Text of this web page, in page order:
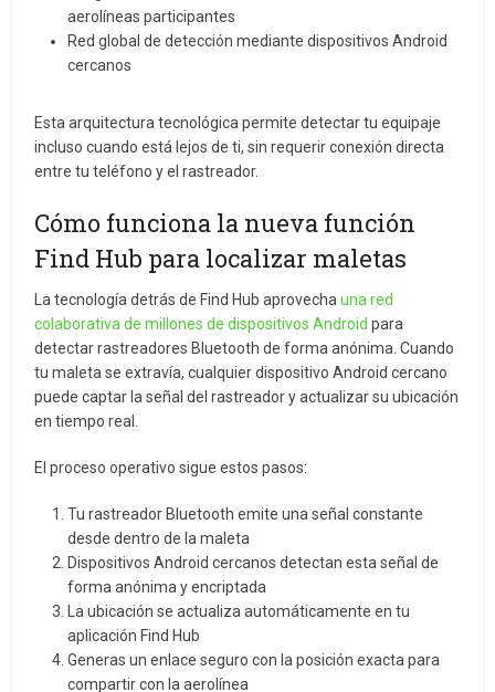
aerolíneas participantes
Red global de detección mediante dispositivos Android
cercanos
Esta arquitectura tecnológica permite detectar tu equipaje
incluso cuando está lejos de ti, sin requerir conexión directa
entre tu teléfono y el rastreador.
Cómo funciona la nueva función
Find Hub para localizar maletas
La tecnología detrás de Find Hub aprovechauna red
colaborativa de millones de dispositivos Android para
detectar rastreadores Bluetooth de forma anónima. Cuando
tu maleta se extravía, cualquier dispositivo Android cercano
puede captar la señal del rastreador y actualizar su ubicación
en tiempo real.
El proceso operativo sigue estos pasos:
Tu rastreador Bluetooth emite una señal constante
desde dentro de la maleta
Dispositivos Android cercanos detectan esta señal de
forma anónima y encriptada
La ubicación se actualiza automáticamente en tu
aplicación Find Hub
Generas un enlace seguro con la posición exacta para
compartir con la aerolínea